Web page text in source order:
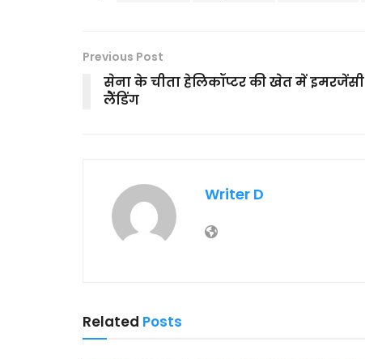
Previous Post
सेना के चीता हेलिकॉप्टर की खेत में इमरजेंसी
लैेंडिंग
Writer D
Related Posts